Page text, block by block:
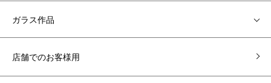
ガラス作品
店舗でのお客様用